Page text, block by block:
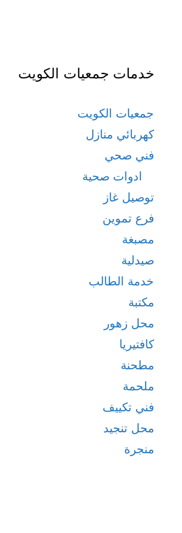
خدمات جمعيات الكويت
جمعيات الكويت
كهربائي منازل
فني صحي
ادوات صحية
توصيل غاز
فرع تموين
مصبغة
صيدلية
خدمة الطالب
مكتبة
محل زهور
كافتيريا
مطحنة
ملحمة
فني تكييف
محل تنجيد
منجرة